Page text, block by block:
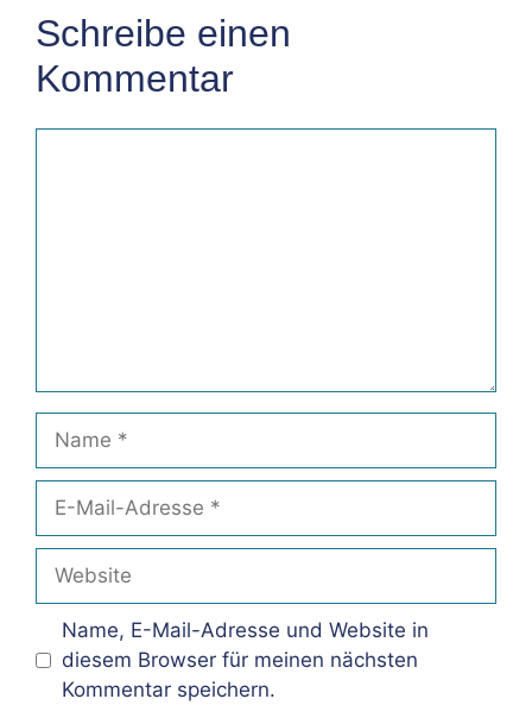
Schreibe einen
Kommentar
Mail-
Adresse
Name, E-Mail-Adresse und Website in
diesem Browser für meinen nächsten
Kommentar speichern.